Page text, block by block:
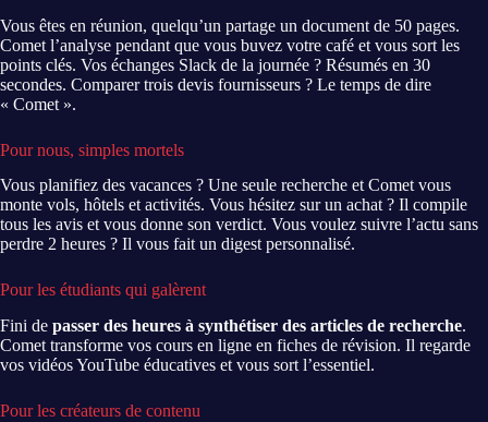
Vous êtes en réunion, quelqu’un partage un document de 50 pages.
Comet l’analyse pendant que vous buvez votre café et vous sort les
points clés. Vos échanges Slack de la journée ? Résumés en 30
secondes. Comparer trois devis fournisseurs ? Le temps de dire
« Comet ».
Pour nous, simples mortels
Vous planifiez des vacances ? Une seule recherche et Comet vous
monte vols, hôtels et activités. Vous hésitez sur un achat ? Il compile
tous les avis et vous donne son verdict. Vous voulez suivre l’actu sans
perdre 2 heures ? Il vous fait un digest personnalisé.
Pour les étudiants qui galèrent
Fini de passer des heures à synthétiser des articles de recherche.
Comet transforme vos cours en ligne en fiches de révision. Il regarde
vos vidéos YouTube éducatives et vous sort l’essentiel.
Pour les créateurs de contenu